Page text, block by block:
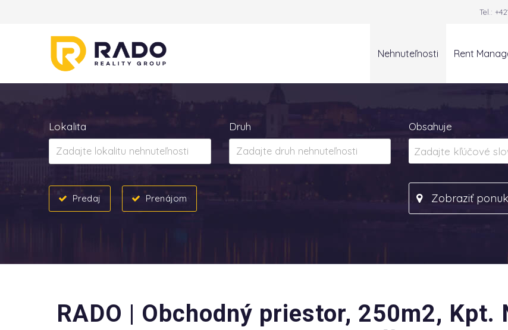
Tel.:
Nehnuteľnosti Rent
Lokalita Druh Obsahuje
Predaj Prenájom Zobraziť
RADO | Obchodný priestor, 250m2, Kpt.